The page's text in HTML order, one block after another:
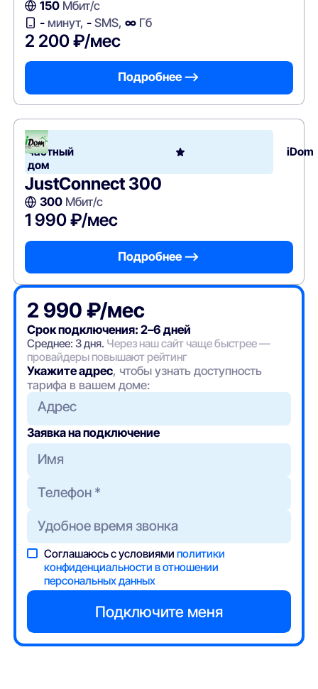
150Мбит/с
-минут, -SMS, ∞Гб
2 200 ₽/мес
Подробнее —>
В
частный
дом
iDom
JustConnect 300
300Мбит/с
1 990 ₽/мес
Подробнее —>
2 990 ₽/мес
Срок подключения: 2–6 дней
Среднее: 3 дня. Через наш сайт чаще быстрее —
провайдеры повышают рейтинг
Укажите адрес, чтобы узнать доступность
тарифа в вашем доме:
Адрес
Заявка на подключение
Соглашаюсь с условиямиполитики
конфиденциальности в отношении
персональных данных